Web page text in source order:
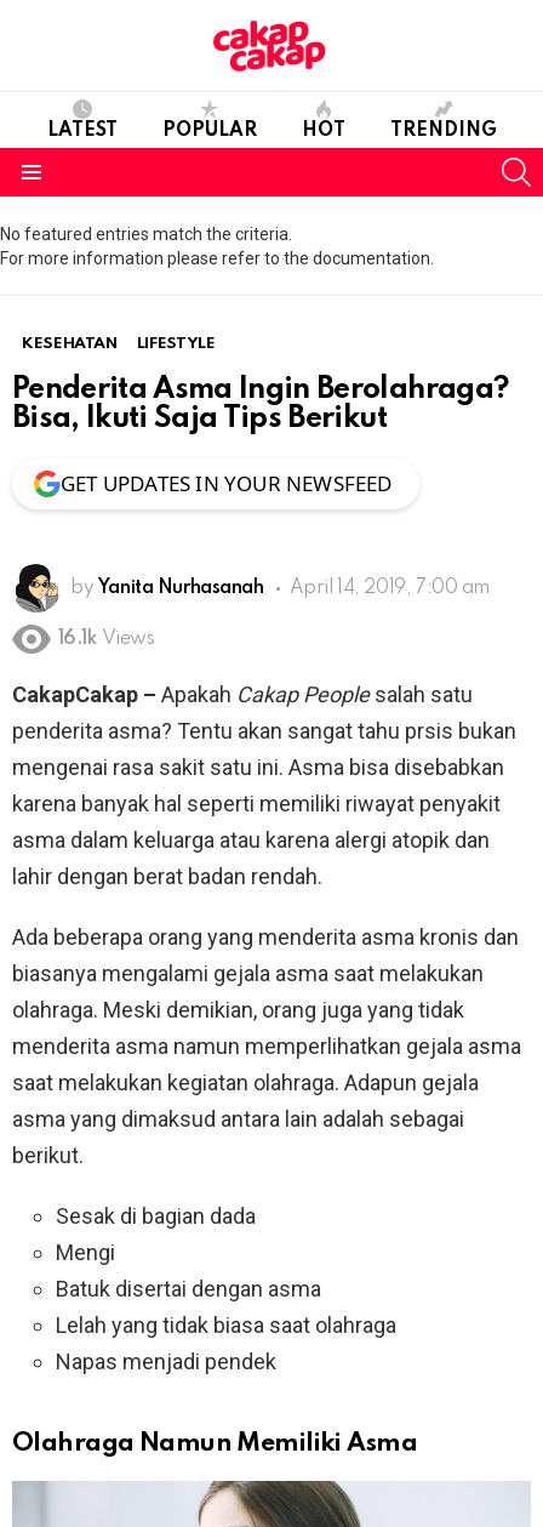
LATEST POPULAR HOT TRENDING
No featured entries match the criteria.
For more information please refer to the documentation.
KESEHATAN LIFESTYLE
Penderita Asma Ingin Berolahraga?
Bisa, Ikuti Saja Tips Berikut
GET UPDATES IN YOUR NEWSFEED
by Yanita Nurhasanah April 14, 2019, 7:00 am
16.1k Views
CakapCakap – Apakah Cakap Peoplesalah satu
penderita asma? Tentu akan sangat tahu prsis bukan
mengenai rasa sakit satu ini. Asma bisa disebabkan
karena banyak hal seperti memiliki riwayat penyakit
asma dalam keluarga atau karena alergi atopik dan
lahir dengan berat badan rendah.
Ada beberapa orang yang menderita asma kronis dan
biasanya mengalami gejala asma saat melakukan
olahraga. Meski demikian, orang juga yang tidak
menderita asma namun memperlihatkan gejala asma
saat melakukan kegiatan olahraga. Adapun gejala
asma yang dimaksud antara lain adalah sebagai
berikut.
Sesak di bagian dada
Mengi
Batuk disertai dengan asma
Lelah yang tidak biasa saat olahraga
Napas menjadi pendek
Olahraga Namun Memiliki Asma